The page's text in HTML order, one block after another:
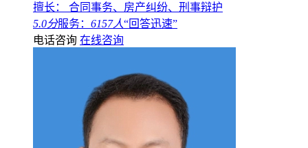
擅长： 合同事务、房产纠纷、刑事辩护
5.0分服务： 6157人“回答迅速”
电话咨询 在线咨询